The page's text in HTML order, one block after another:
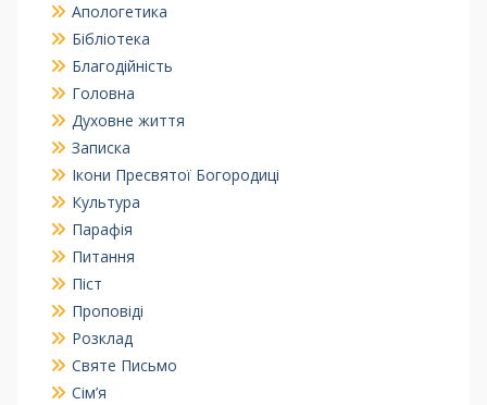
Апологетика
Бібліотека
Благодійність
Головна
Духовне життя
Записка
Ікони Пресвятої Богородиці
Культура
Парафія
Питання
Піст
Проповіді
Розклад
Святе Письмо
Сім’я